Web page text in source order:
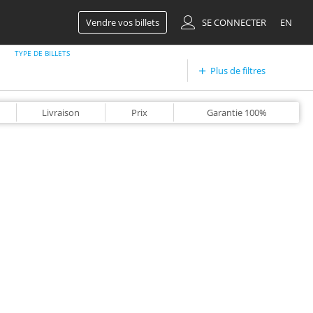
Vendre vos billets SE CONNECTER EN
TYPE DE BILLETS
Plus de filtres
Livraison Prix Garantie 100%